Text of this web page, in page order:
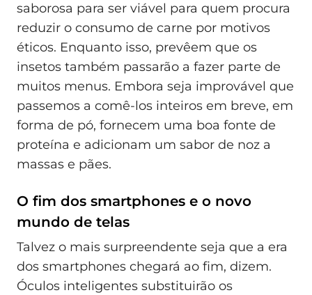
saborosa para ser viável para quem procura
reduzir o consumo de carne por motivos
éticos. Enquanto isso, prevêem que os
insetos também passarão a fazer parte de
muitos menus. Embora seja improvável que
passemos a comê-los inteiros em breve, em
forma de pó, fornecem uma boa fonte de
proteína e adicionam um sabor de noz a
massas e pães.
O fim dos smartphones e o novo
mundo de telas
Talvez o mais surpreendente seja que a era
dos smartphones chegará ao fim, dizem.
Óculos inteligentes substituirão os